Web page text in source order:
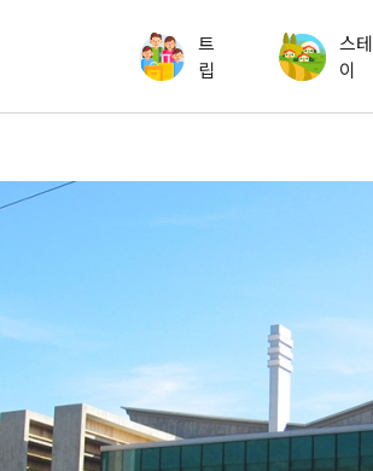
트
립
스테
이